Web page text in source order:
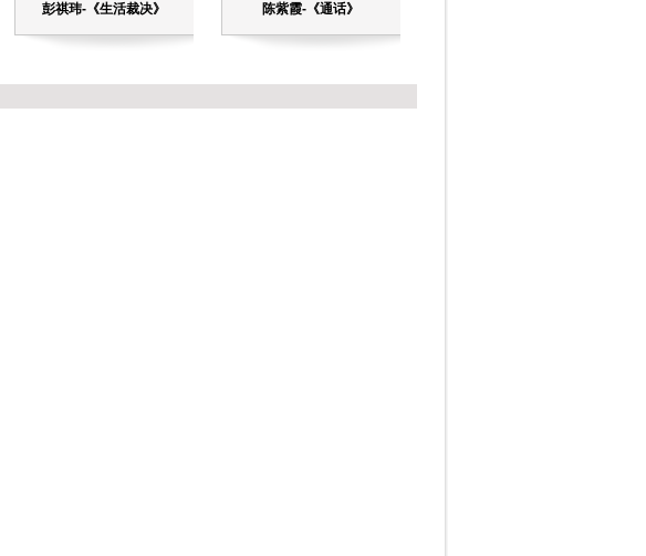
彭祺玮-《生活裁决》 陈紫霞-《通话》